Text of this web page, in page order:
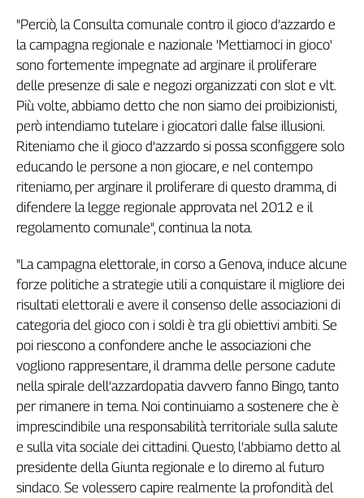
Fp
Nidil
Slc
Spi
Inca
Caaf
di
Genova,
sangue
della
ragione
120
anni
Cgil
Collettiva
Academy
Collettiva
Play
"Perciò, la Consulta comunale contro il gioco d’azzardo e
la campagna regionale e nazionale 'Mettiamoci in gioco'
sono fortemente impegnate ad arginare il proliferare
delle presenze di sale e negozi organizzati con slot e vlt.
Più volte, abbiamo detto che non siamo dei proibizionisti,
però intendiamo tutelare i giocatori dalle false illusioni.
Riteniamo che il gioco d’azzardo si possa sconfiggere solo
educando le persone a non giocare, e nel contempo
riteniamo, per arginare il proliferare di questo dramma, di
difendere la legge regionale approvata nel 2012 e il
regolamento comunale", continua la nota.
"La campagna elettorale, in corso a Genova, induce alcune
forze politiche a strategie utili a conquistare il migliore dei
risultati elettorali e avere il consenso delle associazioni di
categoria del gioco con i soldi è tra gli obiettivi ambiti. Se
poi riescono a confondere anche le associazioni che
vogliono rappresentare, il dramma delle persone cadute
nella spirale dell’azzardopatia davvero fanno Bingo, tanto
per rimanere in tema. Noi continuiamo a sostenere che è
imprescindibile una responsabilità territoriale sulla salute
e sulla vita sociale dei cittadini. Questo, l’abbiamo detto al
presidente della Giunta regionale e lo diremo al futuro
sindaco. Se volessero capire realmente la profondità del